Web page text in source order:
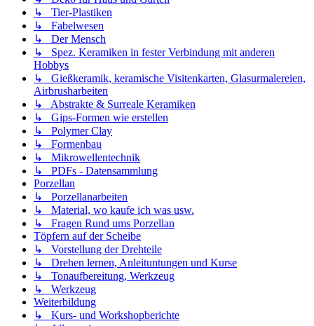
↳ Tier-Plastiken
↳ Fabelwesen
↳ Der Mensch
↳ Spez. Keramiken in fester Verbindung mit anderen
Hobbys
↳ Gießkeramik, keramische Visitenkarten, Glasurmalereien,
Airbrusharbeiten
↳ Abstrakte & Surreale Keramiken
↳ Gips-Formen wie erstellen
↳ Polymer Clay
↳ Formenbau
↳ Mikrowellentechnik
↳ PDFs - Datensammlung
Porzellan
↳ Porzellanarbeiten
↳ Material, wo kaufe ich was usw.
↳ Fragen Rund ums Porzellan
Töpfern auf der Scheibe
↳ Vorstellung der Drehteile
↳ Drehen lernen, Anleituntungen und Kurse
↳ Tonaufbereitung, Werkzeug
↳ Werkzeug
Weiterbildung
↳ Kurs- und Workshopberichte